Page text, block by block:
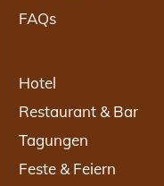
FAQs
Hotel
Restaurant & Bar
Tagungen
Feste & Feiern